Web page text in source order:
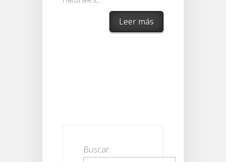
Leer más
Buscar: